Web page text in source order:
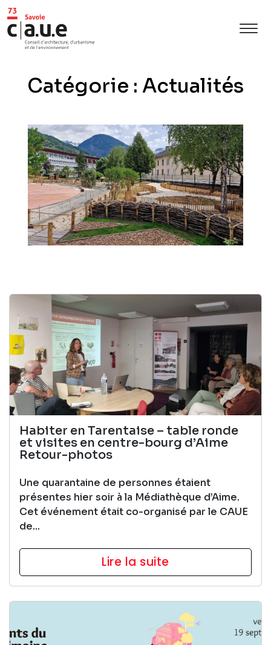
Catégorie : Actualités
Habiter en Tarentaise – table ronde
et visites en centre-bourg d’Aime
Retour-photos
Une quarantaine de personnes étaient
présentes hier soir à la Médiathèque d’Aime.
Cet événement était co-organisé par le CAUE
de...
Lire la suite